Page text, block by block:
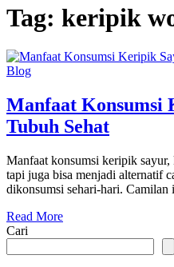
Tag: keripik
Blog
Manfaat Konsumsi
Tubuh Sehat
Manfaat konsumsi keripik
tapi juga bisa menjadi alternatif
dikonsumsi sehari-hari. Camilan
Read More
Cari